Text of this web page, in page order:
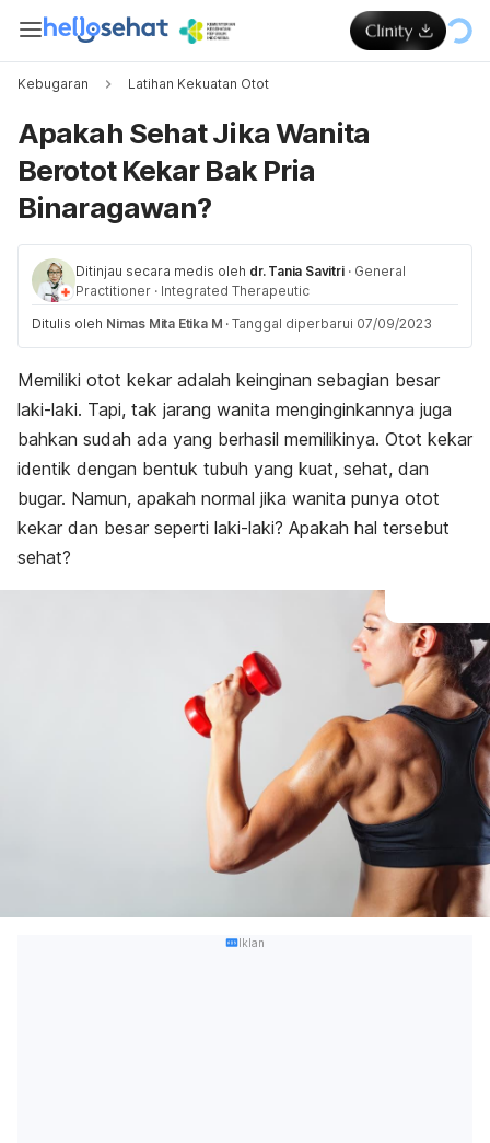
Kebugaran Latihan Kekuatan Otot
Apakah Sehat Jika Wanita
Berotot Kekar Bak Pria
Binaragawan?
Ditinjau secara medis oleh dr. Tania Savitri · General
Practitioner · Integrated Therapeutic
Ditulis oleh Nimas Mita Etika M · Tanggal diperbarui 07/09/2023
Memiliki otot kekar adalah keinginan sebagian besar
laki-laki. Tapi, tak jarang wanita menginginkannya juga
bahkan sudah ada yang berhasil memilikinya. Otot kekar
identik dengan bentuk tubuh yang kuat, sehat, dan
bugar. Namun, apakah normal jika wanita punya otot
kekar dan besar seperti laki-laki? Apakah hal tersebut
sehat?
Iklan